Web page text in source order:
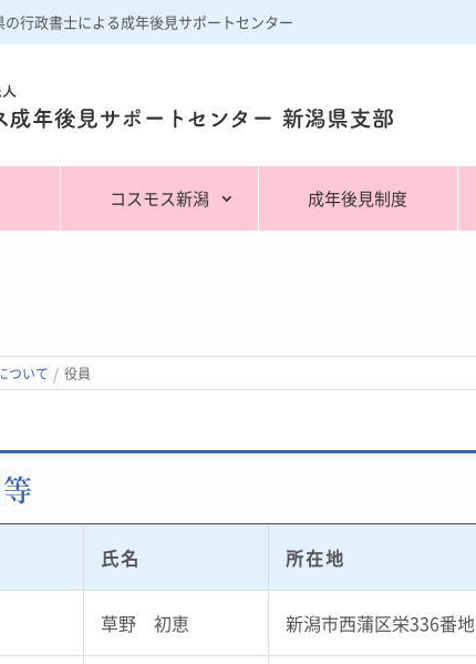
行政書士による成年後見サポートセンター
コスモス新潟 成年後見制度
ついて / 役員
氏名 所在地
草野 初恵 新潟市西蒲区栄336番地